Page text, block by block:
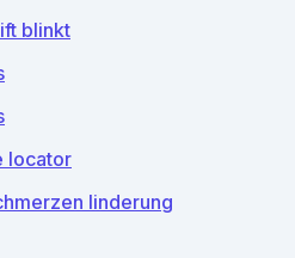
blinkt
locator
linderung